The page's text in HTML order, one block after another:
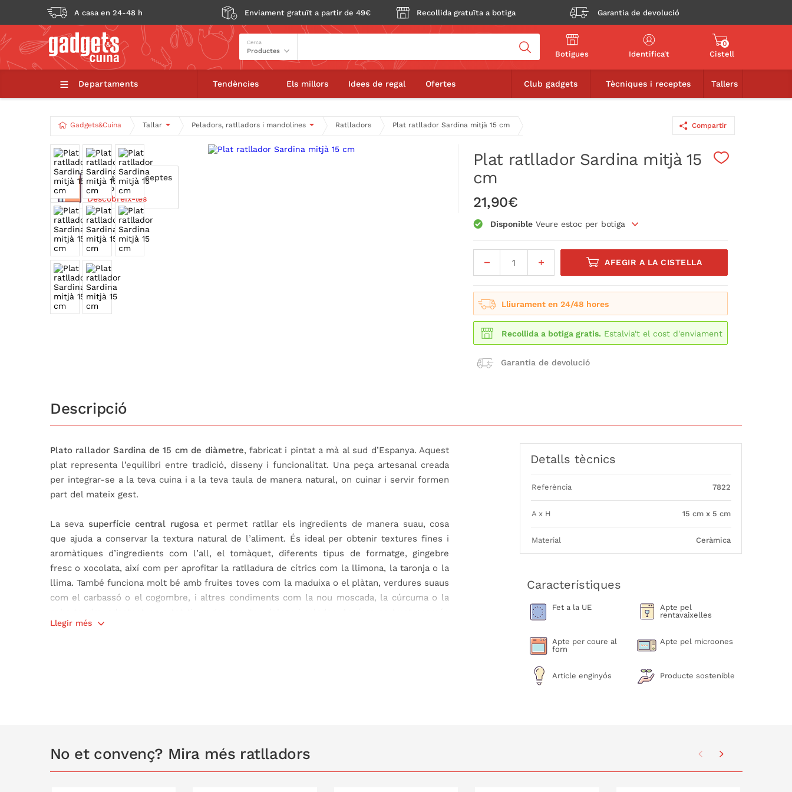
A casa en 24-48 h Enviament gratuït a partir de 49€ Recollida gratuïta a botiga Garantia de devolució
Cerca
Botigues Identifica't
0
Cistell
Departaments Tendències Els millors Idees de regal Ofertes Club gadgets Tècniques i receptes Tallers
Gadgets&Cuina Tallar Peladors, ratlladors i mandolines Ratlladors Plat ratllador Sardina mitjà 15 cm
21,90€
Plat ratllador Sardina mitjà 15 cm
Técniques i receptes
relacionades.
Descobreix-les
Plat ratllador Sardina mitjà 15
cm
21,90€
Disponible Veure estoc per botiga
AFEGIR A LA CISTELLA
Lliurament en 24/48 hores
Recollida a botiga gratis. Estalvia't el cost d'enviament
Garantia de devolució
Compartir
Descripció
Plato rallador Sardina de 15 cm de diàmetre, fabricat i pintat a mà al sud d’Espanya. Aquest
plat representa l’equilibri entre tradició, disseny i funcionalitat. Una peça artesanal creada
per integrar-se a la teva cuina i a la teva taula de manera natural, on cuinar i servir formen
part del mateix gest.
La seva superfície central rugosaet permet ratllar els ingredients de manera suau, cosa
que ajuda a conservar la textura natural de l’aliment. És ideal per obtenir textures fines i
aromàtiques d’ingredients com l’all, el tomàquet, diferents tipus de formatge, gingebre
fresc o xocolata, així com per aprofitar la ratlladura de cítrics com la llimona, la taronja o la
llima. També funciona molt bé amb fruites toves com la maduixa o el plàtan, verdures suaus
com el carbassó o el cogombre, i altres condiments com la nou moscada, la cúrcuma o la
de ratllar, sinó d’extreure sabors, olis essencials i frescor en cada preparació.
Llegir més
Detalls tècnics
Referència 7822
A x H 15 cm x 5 cm
Material Ceràmica
Característiques
Fet a la UE
Apte pel
rentavaixelles
Apte per coure al
forn
Apte pel microones
Article enginyós Producte sostenible
No et convenç? Mira més ratlladors